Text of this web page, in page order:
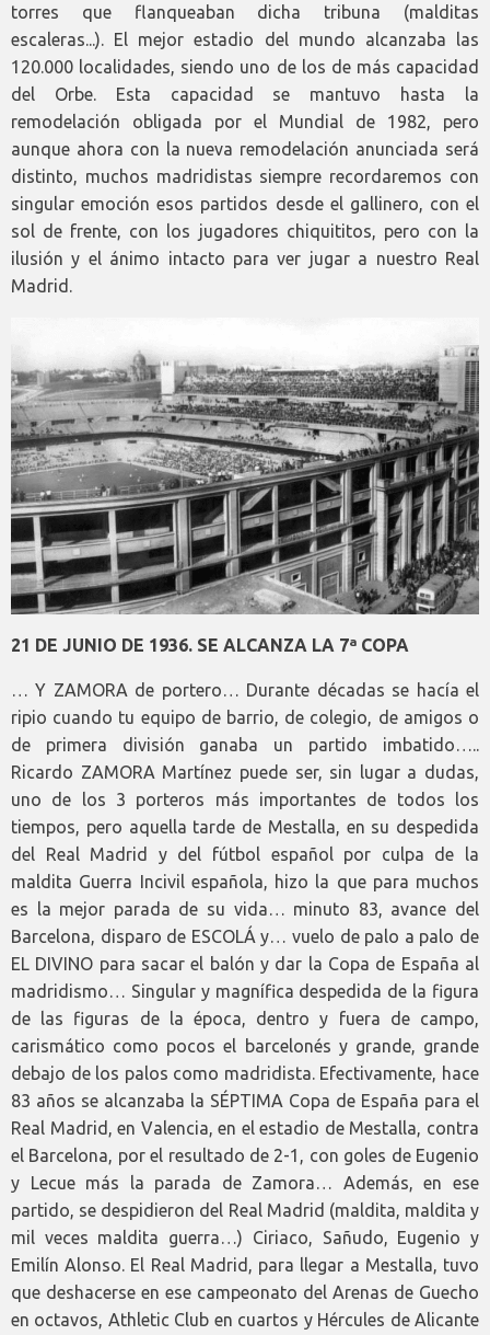
torres que flanqueaban dicha tribuna (malditas
escaleras...). El mejor estadio del mundo alcanzaba las
120.000 localidades, siendo uno de los de más capacidad
del Orbe. Esta capacidad se mantuvo hasta la
remodelación obligada por el Mundial de 1982, pero
aunque ahora con la nueva remodelación anunciada será
distinto, muchos madridistas siempre recordaremos con
singular emoción esos partidos desde el gallinero, con el
sol de frente, con los jugadores chiquititos, pero con la
ilusión y el ánimo intacto para ver jugar a nuestro Real
Madrid.
21 DE JUNIO DE 1936. SE ALCANZA LA 7ª COPA
… Y ZAMORA de portero… Durante décadas se hacía el
ripio cuando tu equipo de barrio, de colegio, de amigos o
de primera división ganaba un partido imbatido…..
Ricardo ZAMORA Martínez puede ser, sin lugar a dudas,
uno de los 3 porteros más importantes de todos los
tiempos, pero aquella tarde de Mestalla, en su despedida
del Real Madrid y del fútbol español por culpa de la
maldita Guerra Incivil española, hizo la que para muchos
es la mejor parada de su vida… minuto 83, avance del
Barcelona, disparo de ESCOLÁ y… vuelo de palo a palo de
EL DIVINO para sacar el balón y dar la Copa de España al
madridismo… Singular y magnífica despedida de la figura
de las figuras de la época, dentro y fuera de campo,
carismático como pocos el barcelonés y grande, grande
debajo de los palos como madridista. Efectivamente, hace
83 años se alcanzaba la SÉPTIMA Copa de España para el
Real Madrid, en Valencia, en el estadio de Mestalla, contra
el Barcelona, por el resultado de 2-1, con goles de Eugenio
y Lecue más la parada de Zamora… Además, en ese
partido, se despidieron del Real Madrid (maldita, maldita y
mil veces maldita guerra…) Ciriaco, Sañudo, Eugenio y
Emilín Alonso. El Real Madrid, para llegar a Mestalla, tuvo
que deshacerse en ese campeonato del Arenas de Guecho
en octavos, Athletic Club en cuartos y Hércules de Alicante